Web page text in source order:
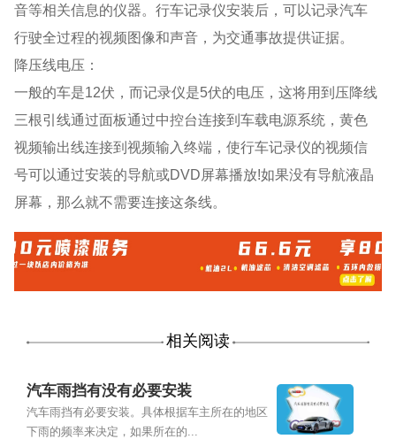
音等相关信息的仪器。行车记录仪安装后，可以记录汽车
行驶全过程的视频图像和声音，为交通事故提供证据。
降压线电压：
一般的车是12伏，而记录仪是5伏的电压，这将用到压降线
三根引线通过面板通过中控台连接到车载电源系统，黄色
视频输出线连接到视频输入终端，使行车记录仪的视频信
号可以通过安装的导航或DVD屏幕播放!如果没有导航液晶
屏幕，那么就不需要连接这条线。
相关阅读
汽车雨挡有没有必要安装
汽车雨挡有必要安装。具体根据车主所在的地区
下雨的频率来决定，如果所在的...